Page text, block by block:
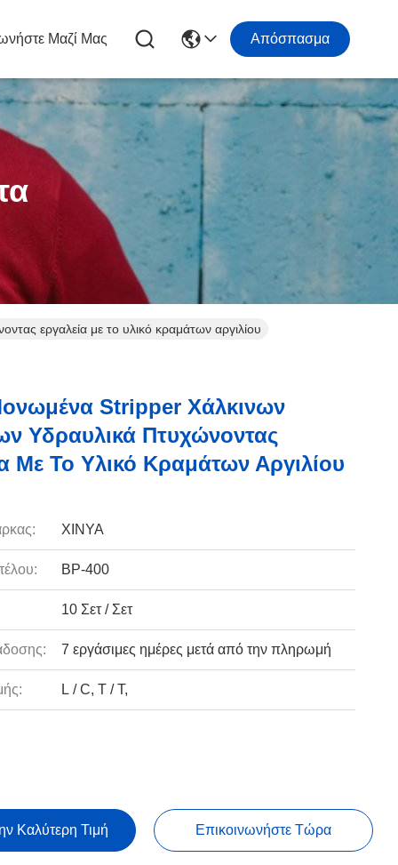
Μαζί Μας Απόσπασμα
εργαλεία με το υλικό κραμάτων αργιλίου
Stripper Χάλκινων
Υδραυλικά Πτυχώνοντας
Με Το Υλικό Κραμάτων Αργιλίου
XINYA
BP-400
10 Σετ / Σετ
7 εργάσιμες ημέρες μετά από την πληρωμή
L / C, T / T,
Καλύτερη Τιμή Επικοινωνήστε Τώρα